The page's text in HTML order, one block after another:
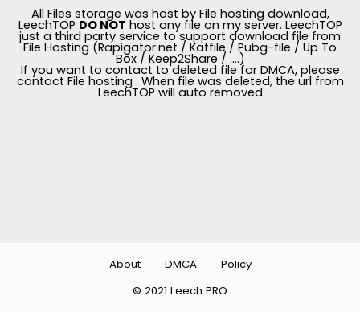
All Files storage was host by File hosting download,
LeechTOP DO NOT host any file on my server. LeechTOP
just a third party service to support download file from
File Hosting (Rapigator.net / Katfile / Pubg-file / Up To
Box / Keep2Share / ....)
If you want to contact to deleted file for DMCA, please
contact File hosting . When file was deleted, the url from
LeechTOP will auto removed
© 2021 Leech PRO
About DMCA Policy